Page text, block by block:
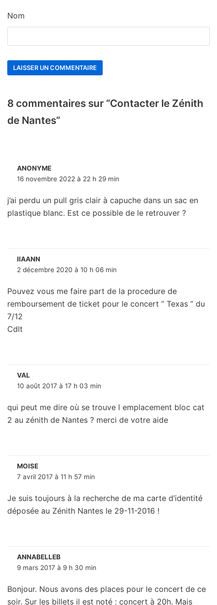
Nom
8 commentaires sur “Contacter le Zénith
de Nantes”
ANONYME
16 novembre 2022 à 22 h 29 min
j’ai perdu un pull gris clair à capuche dans un sac en
plastique blanc. Est ce possible de le retrouver ?
IIAANN
2 décembre 2020 à 10 h 06 min
Pouvez vous me faire part de la procedure de
remboursement de ticket pour le concert ” Texas ” du
7/12
Cdlt
VAL
10 août 2017 à 17 h 03 min
qui peut me dire où se trouve l emplacement bloc cat
2 au zénith de Nantes ? merci de votre aide
MOISE
7 avril 2017 à 11 h 57 min
Je suis toujours à la recherche de ma carte d’identité
déposée au Zénith Nantes le 29-11-2016 !
ANNABELLEB
9 mars 2017 à 9 h 30 min
Bonjour. Nous avons des places pour le concert de ce
soir. Sur les billets il est noté : concert à 20h. Mais